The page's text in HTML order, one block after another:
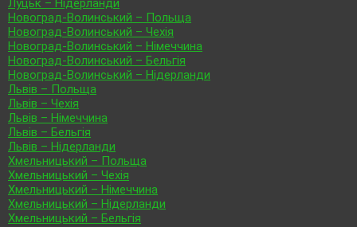
Луцьк – Нідерланди
Новоград-Волинський – Польща
Новоград-Волинський – Чехія
Новоград-Волинський – Німеччина
Новоград-Волинський – Бельгія
Новоград-Волинський – Нідерланди
Львів – Польща
Львів – Чехія
Львів – Німеччина
Львів – Бельгія
Львів – Нідерланди
Хмельницький – Польща
Хмельницький – Чехія
Хмельницький – Німеччина
Хмельницький – Нідерланди
Хмельницький – Бельгія